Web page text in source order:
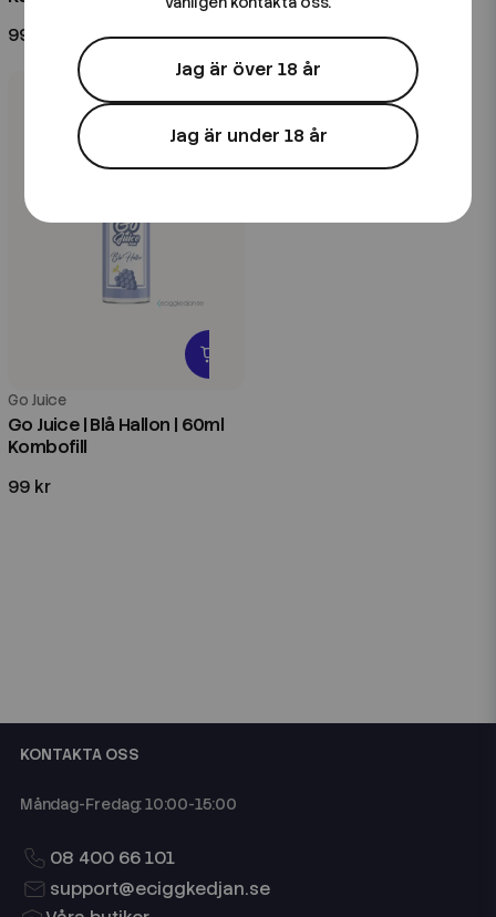
99 kr
79 kr
Go Juice
Go Juice | Blå Hallon | 60ml
Kombofill
99 kr
Jag är över 18 år
Jag är under 18 år
KONTAKTA OSS
Måndag-Fredag: 10:00-15:00
08 400 66 101
support@eciggkedjan.se